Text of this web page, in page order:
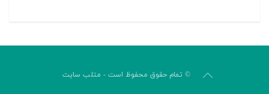
© تمام حقوق محفوظ است - متلب سایت